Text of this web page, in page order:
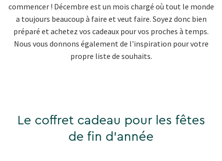
commencer ! Décembre est un mois chargé où tout le monde
a toujours beaucoup à faire et veut faire. Soyez donc bien
préparé et achetez vos cadeaux pour vos proches à temps.
Nous vous donnons également de l'inspiration pour votre
propre liste de souhaits.
Le coffret cadeau pour les fêtes
de fin d'année